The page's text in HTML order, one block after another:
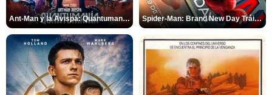
Ant-Man y la Avispa: Quantumanía Tráiler (2) Spider-Man: Brand New Day Tráiler (3)